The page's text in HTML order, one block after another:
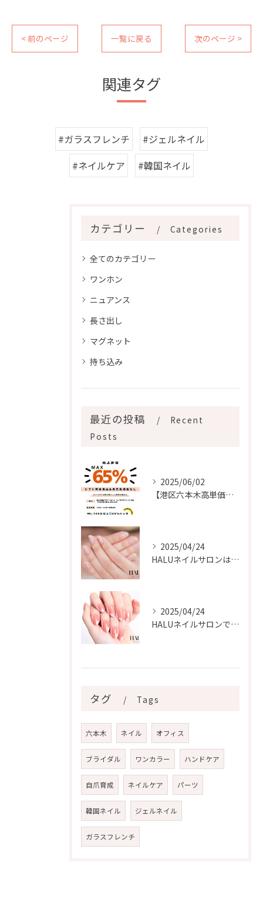
< 前のページ 一覧に戻る 次のページ >
関連タグ
#ガラスフレンチ
#ジェルネイル
#ネイルケア
#韓国ネイル
カテゴリー Categories
全てのカテゴリー
ワンホン
ニュアンス
長さ出し
マグネット
持ち込み
最近の投稿
Recent
Posts
2025/06/02
【港区六本木高単価ネイルサロンの求人】
2025/04/24
HALUネイルサロンは、自爪の美しさを最大限に引き出す自爪ケ...
2025/04/24
HALUネイルサロンでは、多様なネイルデザインを楽しむことが...
タグ Tags
六本木 ネイル オフィス
ブライダル ワンカラー ハンドケア
自爪育成 ネイルケア パーツ
韓国ネイル ジェルネイル
ガラスフレンチ